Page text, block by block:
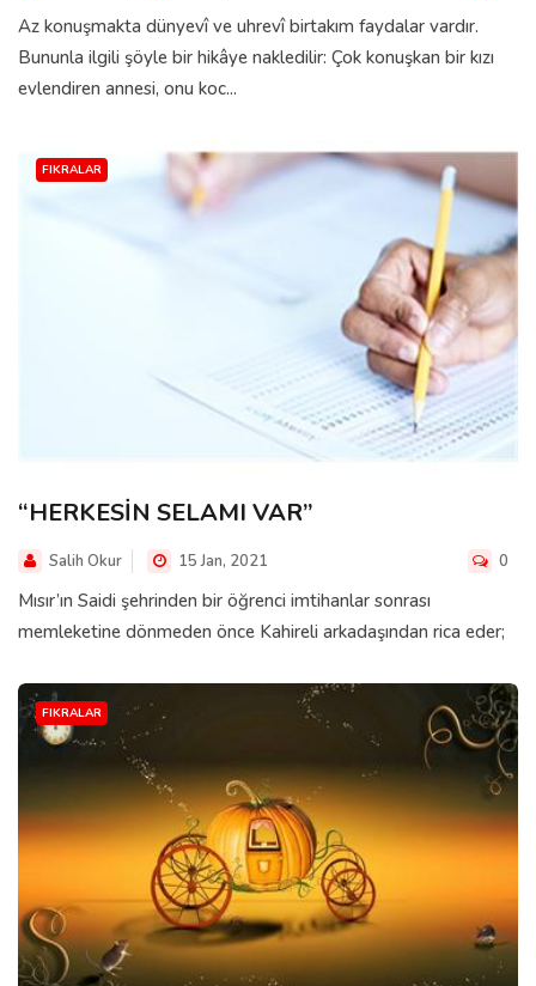
Az konuşmakta dünyevî ve uhrevî birtakım faydalar vardır.
Bununla ilgili şöyle bir hikâye nakledilir: Çok konuşkan bir kızı
evlendiren annesi, onu koc...
FIKRALAR
“HERKESİN SELAMI VAR”
Salih Okur 15 Jan, 2021 0
Mısır’ın Saidi şehrinden bir öğrenci imtihanlar sonrası
memleketine dönmeden önce Kahireli arkadaşından rica eder;
FIKRALAR